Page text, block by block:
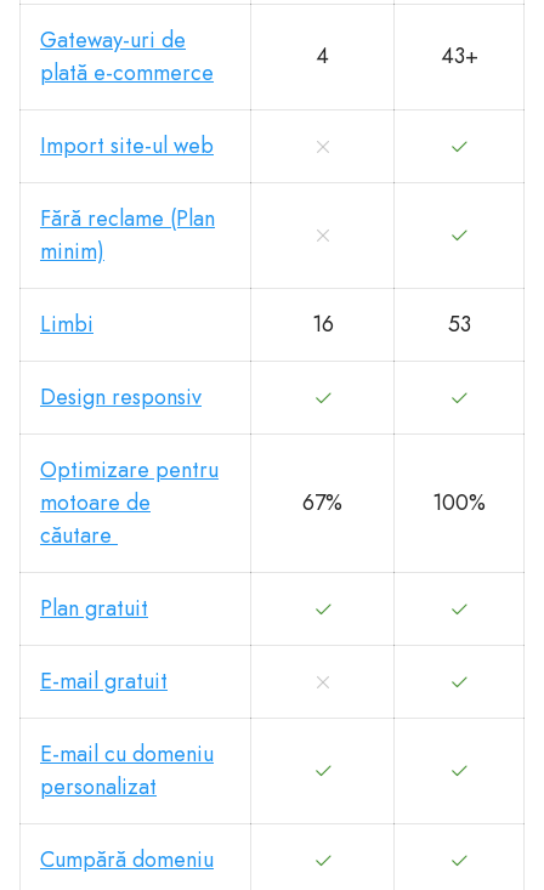
Gateway-uri de
plată e-commerce
4 43+
Import site-ul web
Fără reclame (Plan
minim)
Limbi 16 53
Design responsiv
Optimizare pentru
motoare de
căutare
67% 100%
Plan gratuit
E-mail gratuit
E-mail cu domeniu
personalizat
Cumpără domeniu